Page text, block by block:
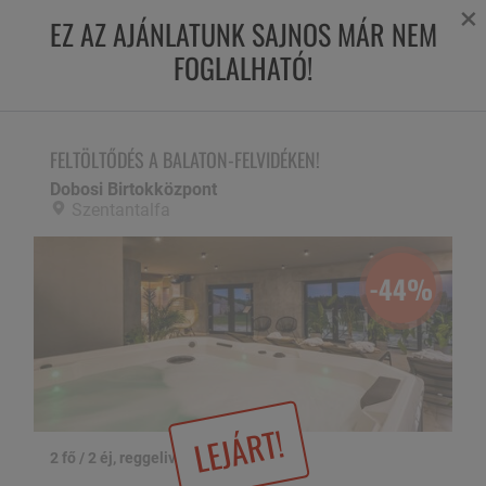
FELTÖLTŐDÉS A BALATON-FELVIDÉKEN!
EZ AZ AJÁNLATUNK SAJNOS MÁR NEM
FOGLALHATÓ!
×
LEJÁRT!
FELTÖLTŐDÉS A BALATON-FELVIDÉKEN!
Dobosi Birtokközpont
-44%
2 fő / 2 éj, reggelivel